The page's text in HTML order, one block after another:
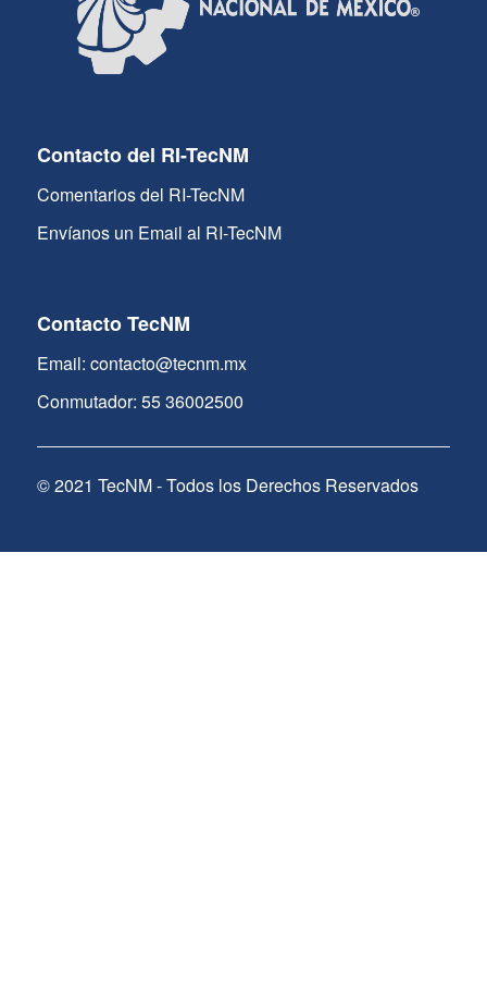
Contacto del RI-TecNM
Comentarios del RI-TecNM
Envíanos un Email al RI-TecNM
Contacto TecNM
Email: contacto@tecnm.mx
Conmutador: 55 36002500
© 2021 TecNM - Todos los Derechos Reservados